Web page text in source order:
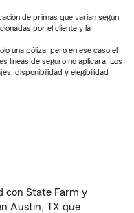
de primas que varían según
por el cliente y la
una póliza, pero en ese caso el
líneas de seguro no aplicará. Los
disponibilidad y elegibilidad
con State Farm y
Austin, TX que